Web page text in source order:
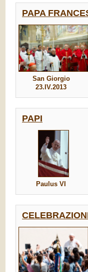
PAPA
San Giorgio
23.IV.2013
PAPI
Paulus VI